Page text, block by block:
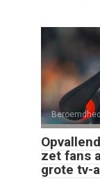
zet fans
grote tv-